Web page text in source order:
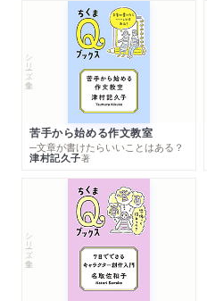
シリーズ・全集
苦手から始める作文教室
─文章が書けたらいいことはある？
津村記久子著
シリーズ・全集